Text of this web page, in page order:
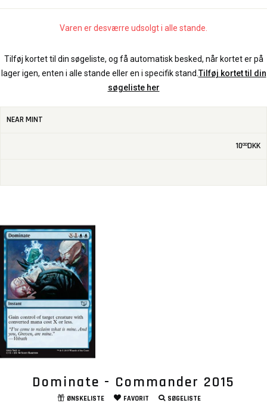
Varen er desværre udsolgt i alle stande.
Tilføj kortet til din søgeliste, og få automatisk besked, når kortet er på
lager igen, enten i alle stande eller en i specifik stand. Tilføj kortet til din
søgeliste her
NEAR MINT
1000DKK
Dominate - Commander 2015
ØNSKELISTE FAVORIT SØGELISTE